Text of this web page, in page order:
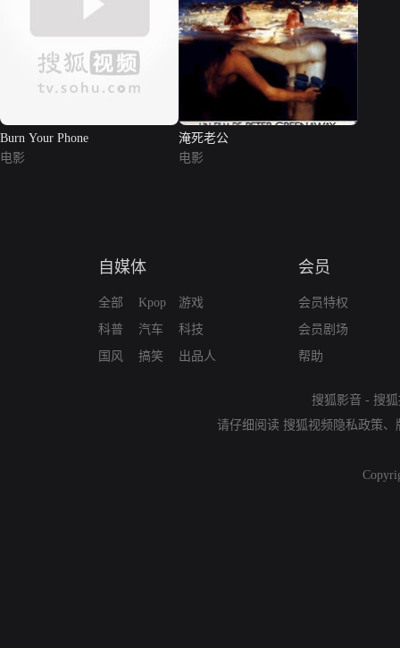
Burn Your Phone
电影
淹死老公
电影
自媒体
全部
科普
国风
Kpop
汽车
搞笑
游戏
科技
出品人
会员
会员特权
会员剧场
帮助
搜狐影音 - 搜
请仔细阅读 搜狐视频隐私政策、